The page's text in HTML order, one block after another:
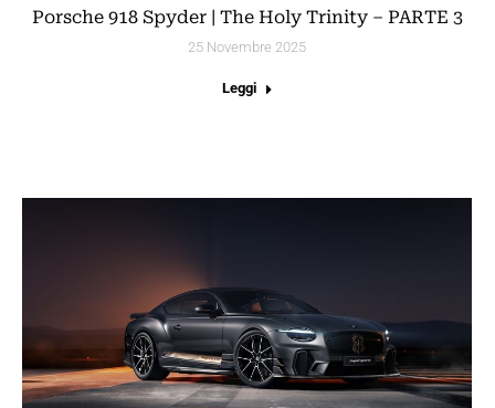
Porsche 918 Spyder | The Holy Trinity – PARTE 3
25 Novembre 2025
Leggi